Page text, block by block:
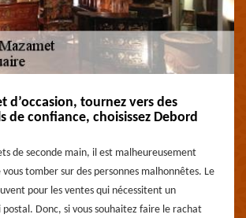
d’occasion, tournez vers des
de confiance, choisissez Debord
de seconde main, il est malheureusement
vous tomber sur des personnes malhonnêtes. Le
pour les ventes qui nécessitent un
Donc, si vous souhaitez faire le rachat